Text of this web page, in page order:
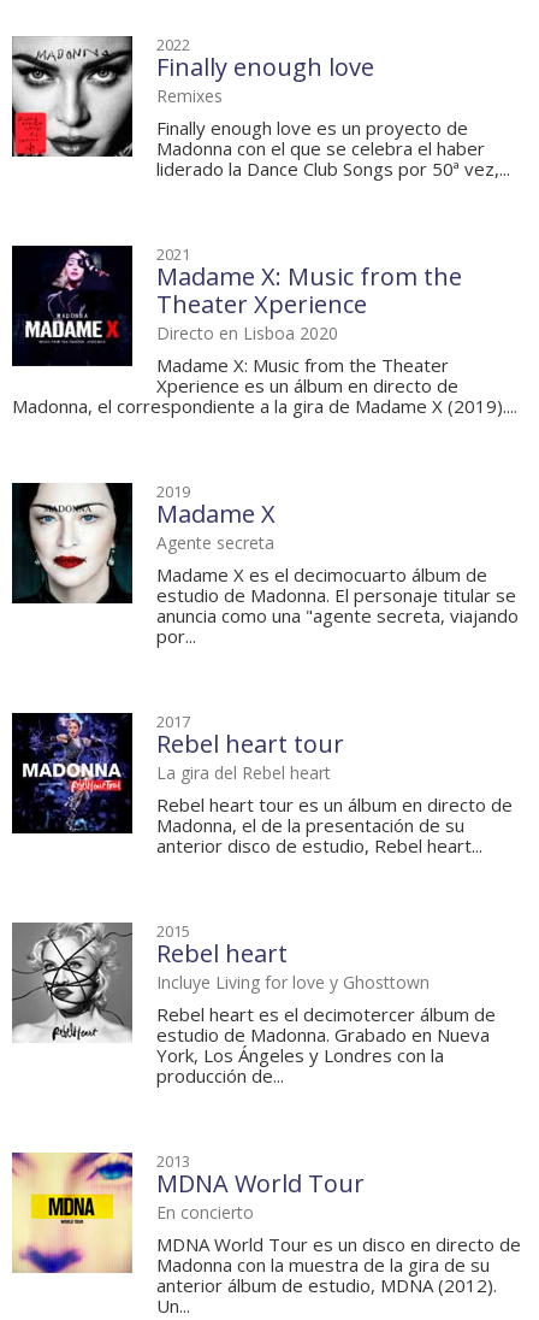
2022
Finally enough love
Remixes
Finally enough love es un proyecto de
Madonna con el que se celebra el haber
liderado la Dance Club Songs por 50ª vez,...
2021
Madame X: Music from the
Theater Xperience
Directo en Lisboa 2020
Madame X: Music from the Theater
Xperience es un álbum en directo de
Madonna, el correspondiente a la gira de Madame X (2019)....
2019
Madame X
Agente secreta
Madame X es el decimocuarto álbum de
estudio de Madonna. El personaje titular se
anuncia como una "agente secreta, viajando
por...
2017
Rebel heart tour
La gira del Rebel heart
Rebel heart tour es un álbum en directo de
Madonna, el de la presentación de su
anterior disco de estudio, Rebel heart...
2015
Rebel heart
Incluye Living for love y Ghosttown
Rebel heart es el decimotercer álbum de
estudio de Madonna. Grabado en Nueva
York, Los Ángeles y Londres con la
producción de...
2013
MDNA World Tour
En concierto
MDNA World Tour es un disco en directo de
Madonna con la muestra de la gira de su
anterior álbum de estudio, MDNA (2012).
Un...